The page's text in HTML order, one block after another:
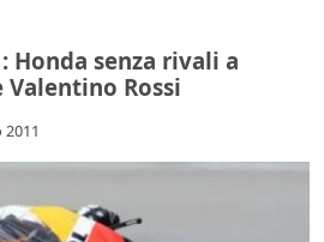
Honda senza rivali a
Valentino Rossi